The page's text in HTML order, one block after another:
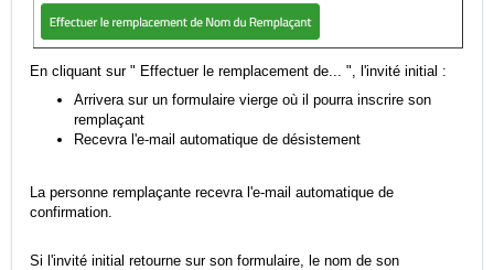
En cliquant sur " Effectuer le remplacement de... ", l'invité initial :
Arrivera sur un formulaire vierge où il pourra inscrire son
remplaçant
Recevra l'e-mail automatique de désistement
La personne remplaçante recevra l'e-mail automatique de
confirmation.
Si l'invité initial retourne sur son formulaire, le nom de son